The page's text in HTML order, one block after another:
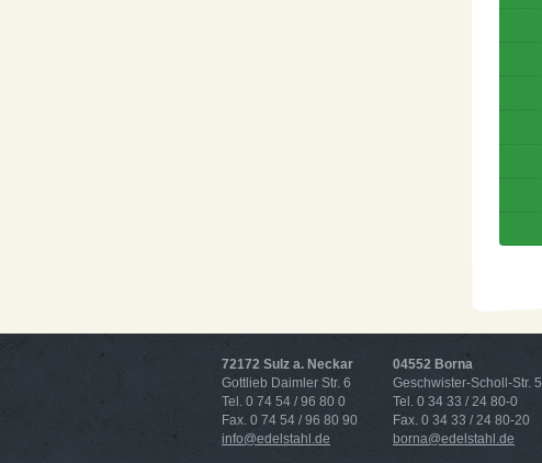
72172 Sulz a. Neckar
Gottlieb Daimler Str. 6
Tel. 0 74 54 / 96 80 0
Fax. 0 74 54 / 96 80 90
info@edelstahl.de
04552 Borna
Geschwister-Scholl-Str. 5
Tel. 0 34 33 / 24 80-0
Fax. 0 34 33 / 24 80-20
borna@edelstahl.de